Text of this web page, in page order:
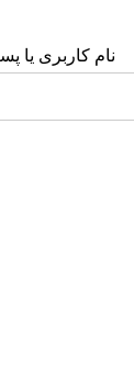
نام کاربری یا